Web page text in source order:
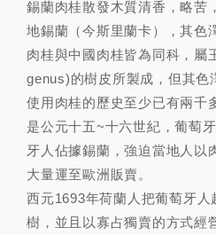
錫蘭肉桂散發木質清香，略苦
地錫蘭（今斯里蘭卡），其色
肉桂與中國肉桂皆為同科，屬
genus)的樹皮所製成，但其色
使用肉桂的歷史至少已有兩千
是公元十五~十六世紀，葡萄
牙人佔據錫蘭，強迫當地人以
大量運至歐洲販賣。
西元1693年荷蘭人把葡萄牙
樹，並且以寡占獨賣的方式經